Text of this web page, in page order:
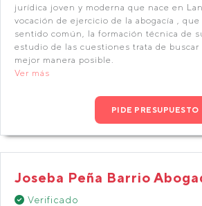
jurídica joven y moderna que nace en
vocación de ejercicio de la abogacía ,
sentido común, la formación técnica de
estudio de las cuestiones trata de buscar
mejor manera posible.
Ver más
PIDE PRESUPUESTO
Joseba Peña Barrio
Verificado